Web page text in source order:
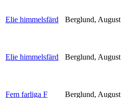
Elie himmelsfärd Berglund, August
Elie himmelsfärd Berglund, August
Fem farliga F Berglund, August